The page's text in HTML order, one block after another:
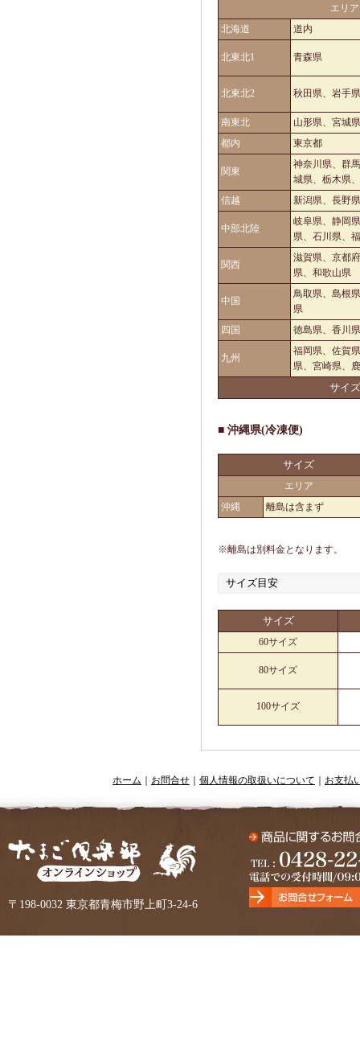
エリア
北海道
道内
北東北1 青森県
北東北2 秋田県、岩手県
南東北
山形県、宮城
都内
東京都
関東
神奈川県、群
城県、栃木県
信越
新潟県、長野県
中部北陸
岐阜県、静岡
県、石川県、
関西
滋賀県、京都
県、和歌山県
中国
鳥取県、島根
県
四国
徳島県、香川
九州
福岡県、佐賀
県、宮崎県、
サイズ
■ 沖縄県(冷凍便)
サイズ
エリア
沖縄
離島は含まず
※離島は別料金となります。
サイズ目安
サイズ
60サイズ
80サイズ
100サイズ
ホーム お問合せ 個人情報の取扱いについて お支払
〒198-0032 東京都青梅市野上町3-24-6